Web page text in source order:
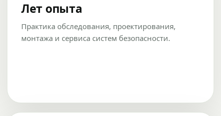
Лет опыта
Практика обследования, проектирования,
монтажа и сервиса систем безопасности.